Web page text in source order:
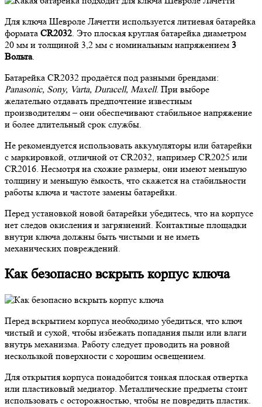
Для ключа Шевроле Лачетти используется литиевая батарейка
формата CR2032. Это плоская круглая батарейка диаметром
20 мм и толщиной 3,2 мм с номинальным напряжением 3
Вольта.
Батарейка CR2032 продаётся под разными брендами:
Panasonic, Sony, Varta, Duracell, Maxell. При выборе
желательно отдавать предпочтение известным
производителям – они обеспечивают стабильное напряжение
и более длительный срок службы.
Не рекомендуется использовать аккумуляторы или батарейки
с маркировкой, отличной от CR2032, например CR2025 или
CR2016. Несмотря на схожие размеры, они имеют меньшую
толщину и меньшую ёмкость, что скажется на стабильности
работы ключа и частоте замены батарейки.
Перед установкой новой батарейки убедитесь, что на корпусе
нет следов окисления и загрязнений. Контактные площадки
внутри ключа должны быть чистыми и не иметь
механических повреждений.
Как безопасно вскрыть корпус ключа
Перед вскрытием корпуса необходимо убедиться, что ключ
чистый и сухой, чтобы избежать попадания пыли или влаги
внутрь механизма. Работу следует проводить на ровной
нескользкой поверхности с хорошим освещением.
Для открытия корпуса понадобится тонкая плоская отвертка
или пластиковый медиатор. Металлические предметы стоит
использовать с осторожностью, чтобы не повредить пластик.